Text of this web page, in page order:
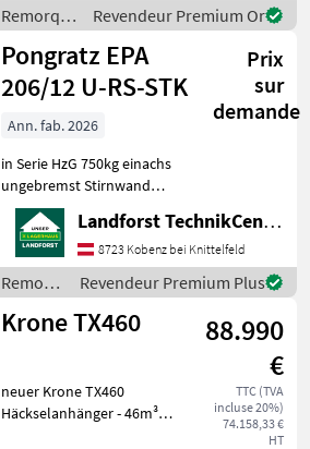
Pendelaufsatzwand -
Grundbordwand 500mm
mit Hebefede
Remorques
/
Pühringer
Revendeur Premium Or
Pongratz EPA
206/12 U-RS-STK
Prix
sur
demande
Ann. fab. 2026
in Serie HzG 750kg einachs
ungebremst Stirnwand
klappbar Aufsatzwände
600mm Flachplane grau
inkl. 2Stk.
Rohrabstellstützen Um
Ihnen unnötige Wartezeiten
oder Wegst
Landforst TechnikCenter Knittelfeld
8723 Kobenz bei Knittelfeld
Remorques
/
Pongratz
Revendeur Premium Plus
Krone TX460
88.990
€
TTC (TVA
incluse 20%)
74.158,33 €
HT
neuer Krone TX460
Häckselanhänger - 46m³